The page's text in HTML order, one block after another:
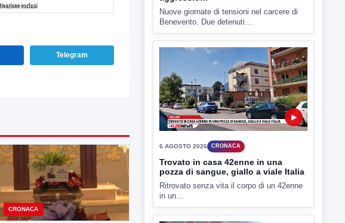
Telegram
CRONACA
7 AGOSTO 2026 CRONACA
Ancora tensione nel carcere: due
agenti feriti dopo nuove
aggressioni
Nuove giornate di tensioni nel carcere di
Benevento. Due detenuti...
Trovato in casa 42enne in una
pozza di sangue, giallo a viale Italia